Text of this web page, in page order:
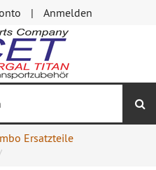
Anmelden
Ersatzteile